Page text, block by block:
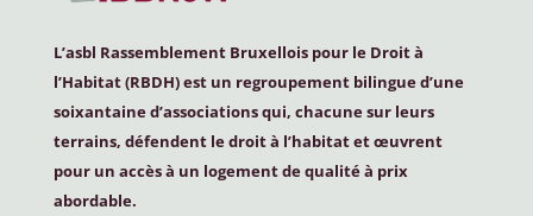
L’asbl Rassemblement Bruxellois pour le Droit à
l’Habitat (RBDH) est un regroupement bilingue d’une
soixantaine d’associations qui, chacune sur leurs
terrains, défendent le droit à l’habitat et œuvrent
pour un accès à un logement de qualité à prix
abordable.